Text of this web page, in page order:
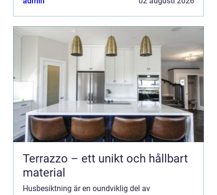
Terrazzo – ett unikt och hållbart
material
Husbesiktning är en oundviklig del av